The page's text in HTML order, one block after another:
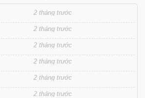
2 tháng trước
2 tháng trước
2 tháng trước
2 tháng trước
2 tháng trước
2 tháng trước